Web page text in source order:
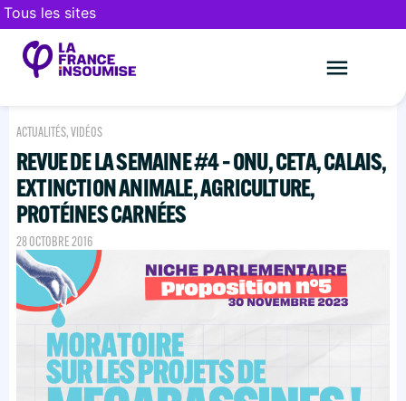
Tous les sites
ACTUALITÉS,VIDÉOS
REVUE DE LA SEMAINE #4 – ONU, CETA, CALAIS,
EXTINCTION ANIMALE, AGRICULTURE,
PROTÉINES CARNÉES
28 OCTOBRE 2016